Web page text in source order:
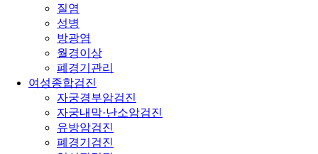
질염
성병
방광염
월경이상
폐경기관리
여성종합검진
자궁경부암검진
자궁내막·난소암검진
유방암검진
폐경기검진